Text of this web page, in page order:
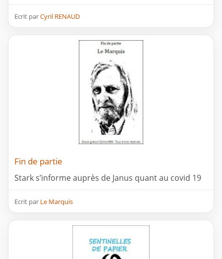
Ecrit parCyril RENAUD
Fin de partie
Stark s’informe auprès de Janus quant au covid 19
Ecrit par Le Marquis